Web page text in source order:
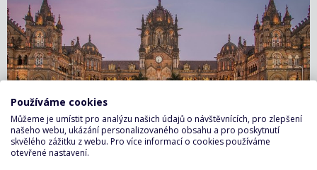
Nádraží Chhatrapati Shivaji Maharaj Terminus patří k
Používáme cookies
Můžeme je umístit pro analýzu našich údajů o návštěvnících, pro zlepšení
našeho webu, ukázání personalizovaného obsahu a pro poskytnutí
skvělého zážitku z webu. Pro více informací o cookies používáme
otevřené nastavení.